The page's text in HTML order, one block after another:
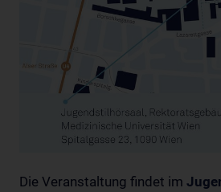
Die Veranstaltung findet im